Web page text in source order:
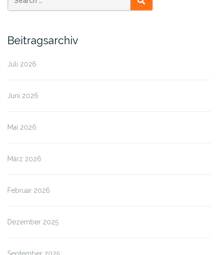
SEARCH
Beitragsarchiv
Juli 2026
Juni 2026
Mai 2026
März 2026
Februar 2026
Dezember 2025
September 2025